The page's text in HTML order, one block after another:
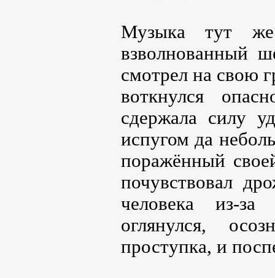
Музыка тут
взволнованный
смотрел на свою
воткнулся
сдержала силу
испугом да
поражённый
почувствовал
человека из-
оглянулся,
проступка, и